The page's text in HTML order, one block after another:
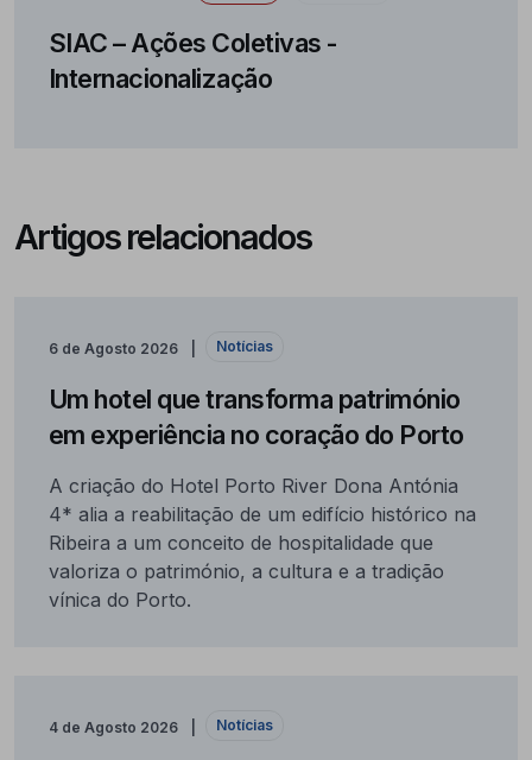
SIAC – Ações Coletivas -
Internacionalização
Artigos relacionados
6 de Agosto 2026 Notícias
Um hotel que transforma património
em experiência no coração do Porto
A criação do Hotel Porto River Dona Antónia
4* alia a reabilitação de um edifício histórico na
Ribeira a um conceito de hospitalidade que
valoriza o património, a cultura e a tradição
vínica do Porto.
4 de Agosto 2026 Notícias